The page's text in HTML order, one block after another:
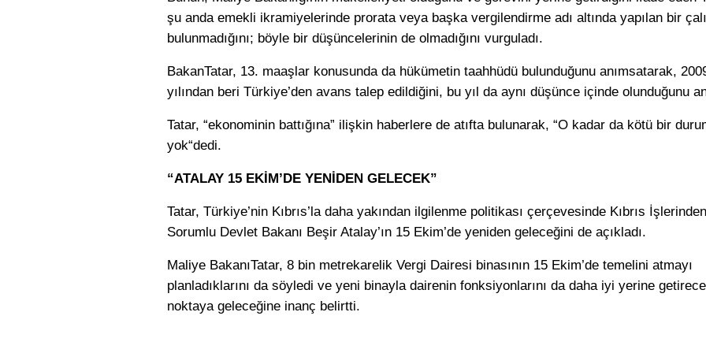
şu anda emekli ikramiyelerinde prorata veya başka vergilendirme adı altında yapılan bir
bulunmadığını; böyle bir düşüncelerinin de olmadığını vurguladı.
BakanTatar, 13. maaşlar konusunda da hükümetin taahhüdü bulunduğunu anımsatarak,
yılından beri Türkiye’den avans talep edildiğini, bu yıl da aynı düşünce içinde olunduğunu
Tatar, “ekonominin battığına” ilişkin haberlere de atıfta bulunarak, “O kadar da kötü bir
yok“dedi.
“ATALAY 15 EKİM’DE YENİDEN GELECEK”
Tatar, Türkiye’nin Kıbrıs’la daha yakından ilgilenme politikası çerçevesinde Kıbrıs İşlerinden
Sorumlu Devlet Bakanı Beşir Atalay’ın 15 Ekim’de yeniden geleceğini de açıkladı.
Maliye BakanıTatar, 8 bin metrekarelik Vergi Dairesi binasının 15 Ekim’de temelini atmayı
planladıklarını da söyledi ve yeni binayla dairenin fonksiyonlarını da daha iyi yerine
noktaya geleceğine inanç belirtti.